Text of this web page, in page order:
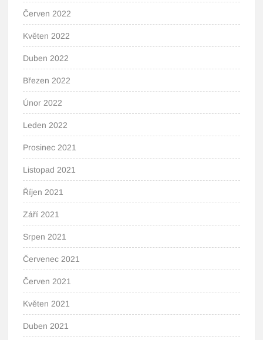
Červen 2022
Květen 2022
Duben 2022
Březen 2022
Únor 2022
Leden 2022
Prosinec 2021
Listopad 2021
Říjen 2021
Září 2021
Srpen 2021
Červenec 2021
Červen 2021
Květen 2021
Duben 2021